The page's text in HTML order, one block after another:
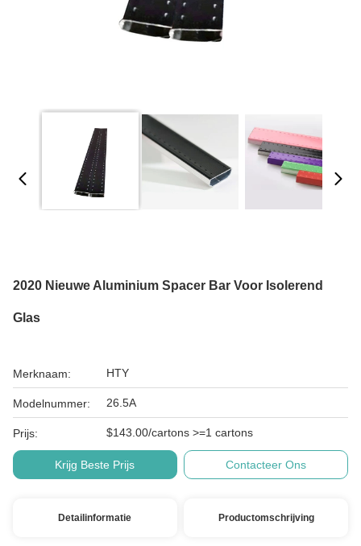
2020 Nieuwe Aluminium Spacer Bar Voor Isolerend
Glas
Merknaam: HTY
Modelnummer: 26.5A
Prijs: $143.00/cartons >=1 cartons
Krijg Beste Prijs Contacteer Ons
Detailinformatie Productomschrijving